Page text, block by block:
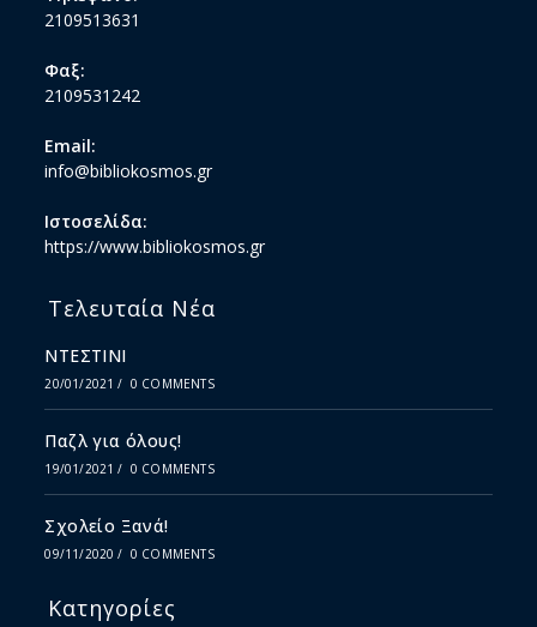
2109513631
Φαξ:
2109531242
Email:
info@bibliokosmos.gr
Ιστοσελίδα:
https://www.bibliokosmos.gr
Τελευταία Νέα
ΝΤΕΣΤΙΝΙ
20/01/2021 / 0 COMMENTS
Παζλ για όλους!
19/01/2021 / 0 COMMENTS
Σχολείο Ξανά!
09/11/2020 / 0 COMMENTS
Κατηγορίες